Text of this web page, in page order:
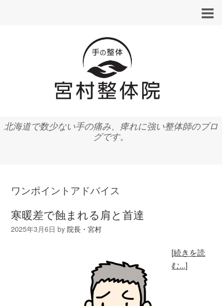
北海道で数少ない手の痛み、痺れに強い整体師のブロ
グです。
ワンポイントアドバイス
寒暖差で蝕まれる肩と首達
2025年3月6日 by院長・宮村
[続きを読
む...]